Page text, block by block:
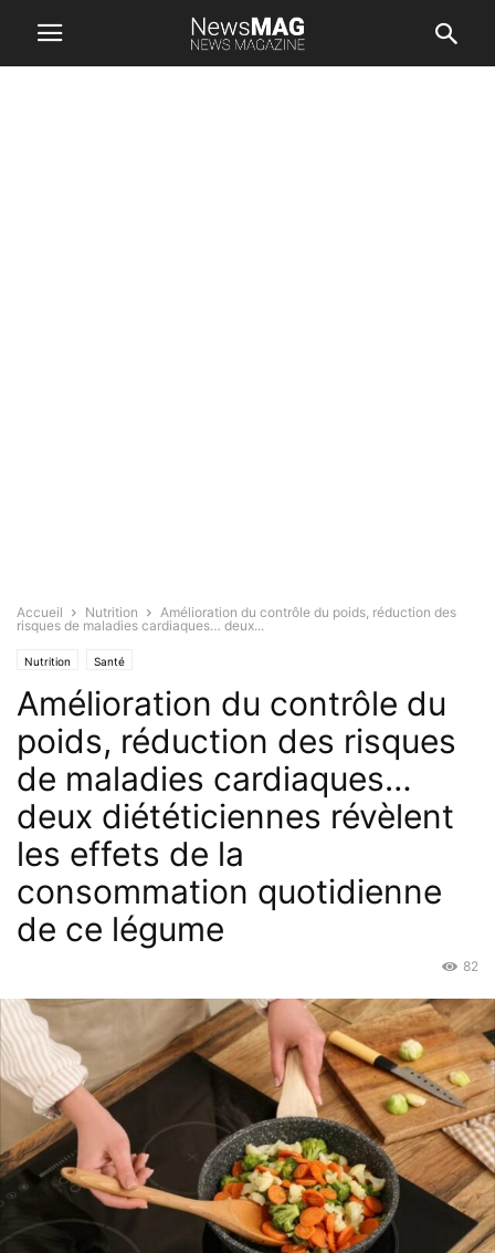
Accueil Nutrition
Amélioration du contrôle du poids, réduction des
risques de maladies cardiaques… deux...
Nutrition Santé
Amélioration du contrôle du
poids, réduction des risques
de maladies cardiaques…
deux diététiciennes révèlent
les effets de la
consommation quotidienne
de ce légume
82